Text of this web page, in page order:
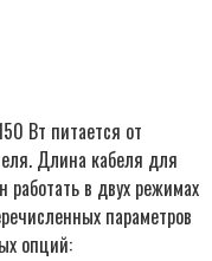
Вт питается от
Длина кабеля для
в двух режимах
параметров
опций: